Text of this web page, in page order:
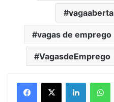
vagaaberta
vagas de emprego
VagasdeEmprego